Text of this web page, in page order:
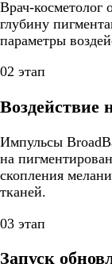
Врач-косметолог
глубину
параметры
02 этап
Воздействие
Импульсы
на
скопления
тканей.
03 этап
Запуск